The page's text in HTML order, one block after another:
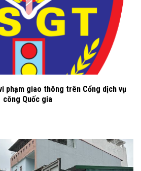
phạm giao thông trên Cổng dịch vụ
công Quốc gia